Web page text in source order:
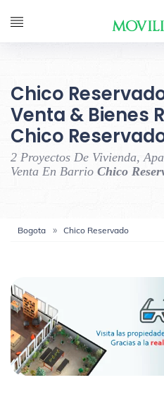
Chico
Venta & Bienes
Chico
2 Proyectos De Vivienda,
Venta En Barrio Chico
Bogota Chico Reservado